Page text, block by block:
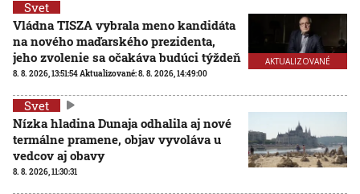
AKTUALIZOVANÉ
Svet
Vládna TISZA vybrala meno kandidáta
na nového maďarského prezidenta,
jeho zvolenie sa očakáva budúci týždeň
8. 8. 2026, 13:51:54Aktualizované:8. 8. 2026, 14:49:00
Svet
Nízka hladina Dunaja odhalila aj nové
termálne pramene, objav vyvoláva u
vedcov aj obavy
8. 8. 2026, 11:30:31